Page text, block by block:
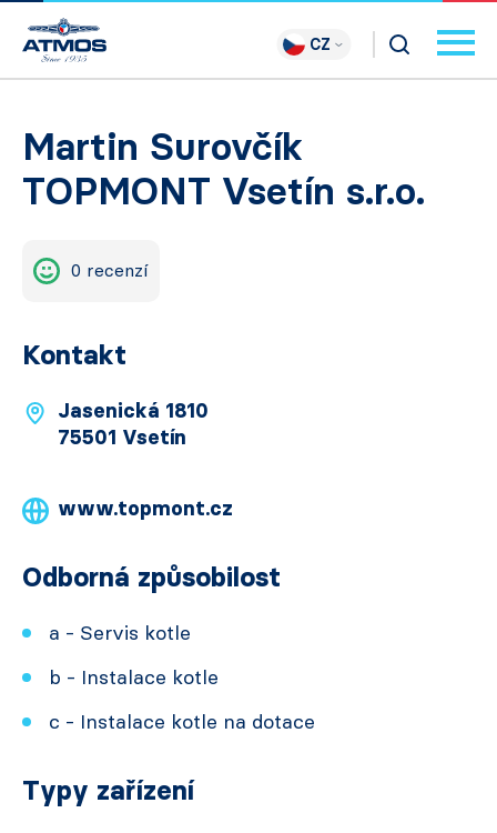
CZ
Martin Surovčík
TOPMONT Vsetín s.r.o.
0 recenzí
Kontakt
Jasenická 1810
75501 Vsetín
www.topmont.cz
Odborná způsobilost
a - Servis kotle
b - Instalace kotle
c - Instalace kotle na dotace
Typy zařízení